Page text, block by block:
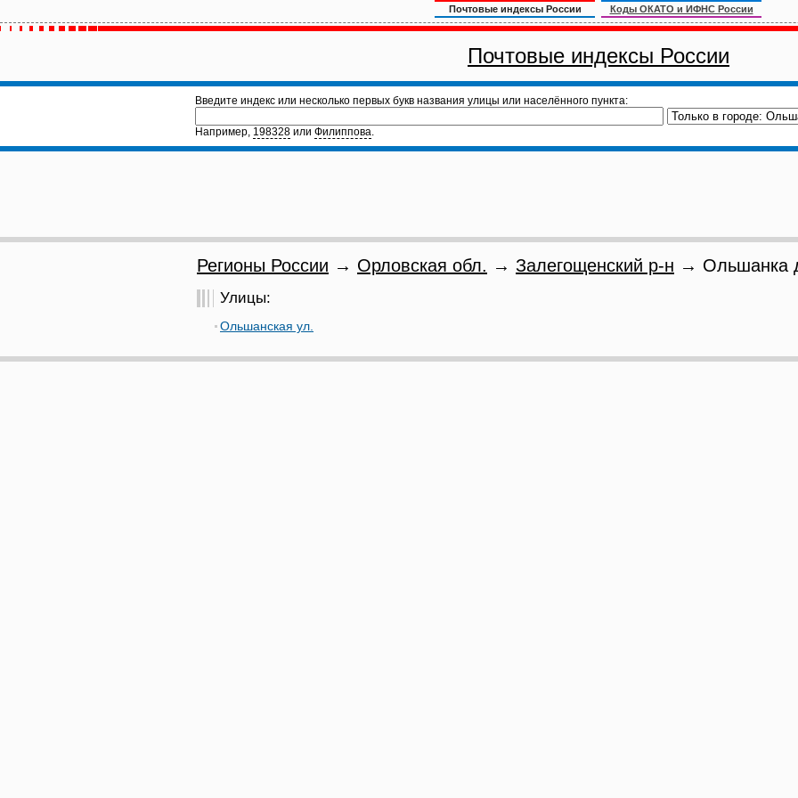
Почтовые индексы России Коды ОКАТО и ИФНС России
Почтовые индексы России
Введите индекс или несколько первых букв названия улицы или населённого пункта:
Например, 198328 или Филиппова.
Регионы России → Орловская обл. → Залегощенский р-н → Ольшанка
Улицы:
Ольшанская ул.